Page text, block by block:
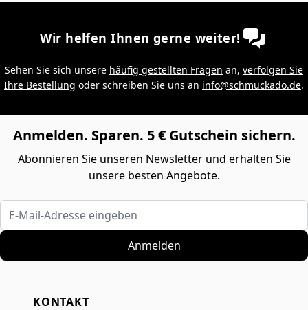
Wir helfen Ihnen gerne weiter!
Sehen Sie sich unsere häufig gestellten Fragen an, verfolgen Sie
Ihre Bestellung oder schreiben Sie uns an info@schmuckado.de.
Anmelden. Sparen. 5 € Gutschein sichern.
Abonnieren Sie unseren Newsletter und erhalten Sie
unsere besten Angebote.
E-Mail-Adresse eingeben
Anmelden
KONTAKT